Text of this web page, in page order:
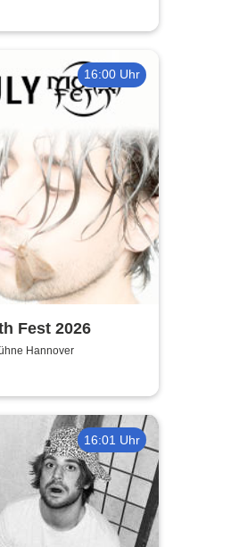
16:00 Uhr
Fest 2026
Hannover
16:01 Uhr